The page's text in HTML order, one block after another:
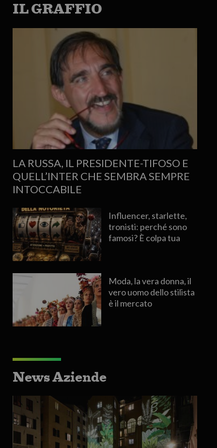
IL GRAFFIO
LA RUSSA, IL PRESIDENTE-TIFOSO E
QUELL’INTER CHE SEMBRA SEMPRE
INTOCCABILE
Influencer, starlette,
tronisti: perché sono
famosi? È colpa tua
Moda, la vera donna, il
vero uomo dello stilista
è il mercato
News Aziende